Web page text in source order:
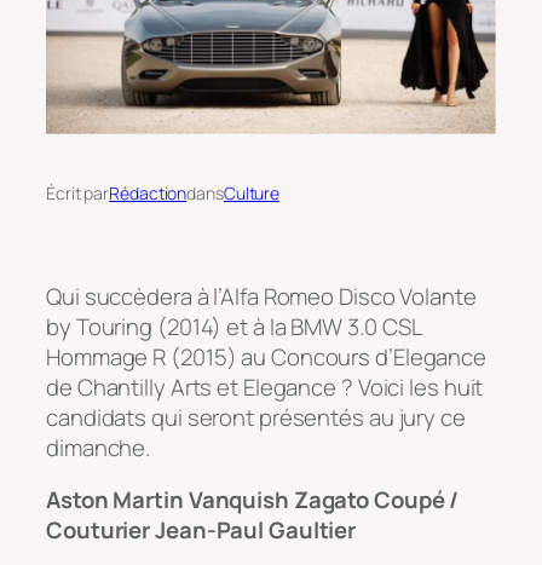
Écrit parRédactiondansCulture
Qui succèdera à l’Alfa Romeo Disco Volante
by Touring (2014) et à la BMW 3.0 CSL
Hommage R (2015) au Concours d’Elegance
de Chantilly Arts et Elegance ? Voici les huit
candidats qui seront présentés au jury ce
dimanche.
Aston Martin Vanquish Zagato Coupé /
Couturier Jean-Paul Gaultier